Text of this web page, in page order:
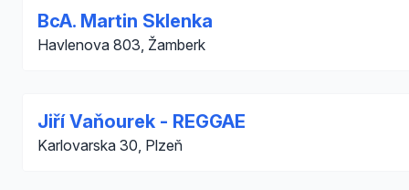
BcA. Martin Sklenka
Havlenova 803, Žamberk
Jiří Vaňourek - REGGAE
Karlovarska 30, Plzeň